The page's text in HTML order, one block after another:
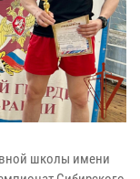
школы имени